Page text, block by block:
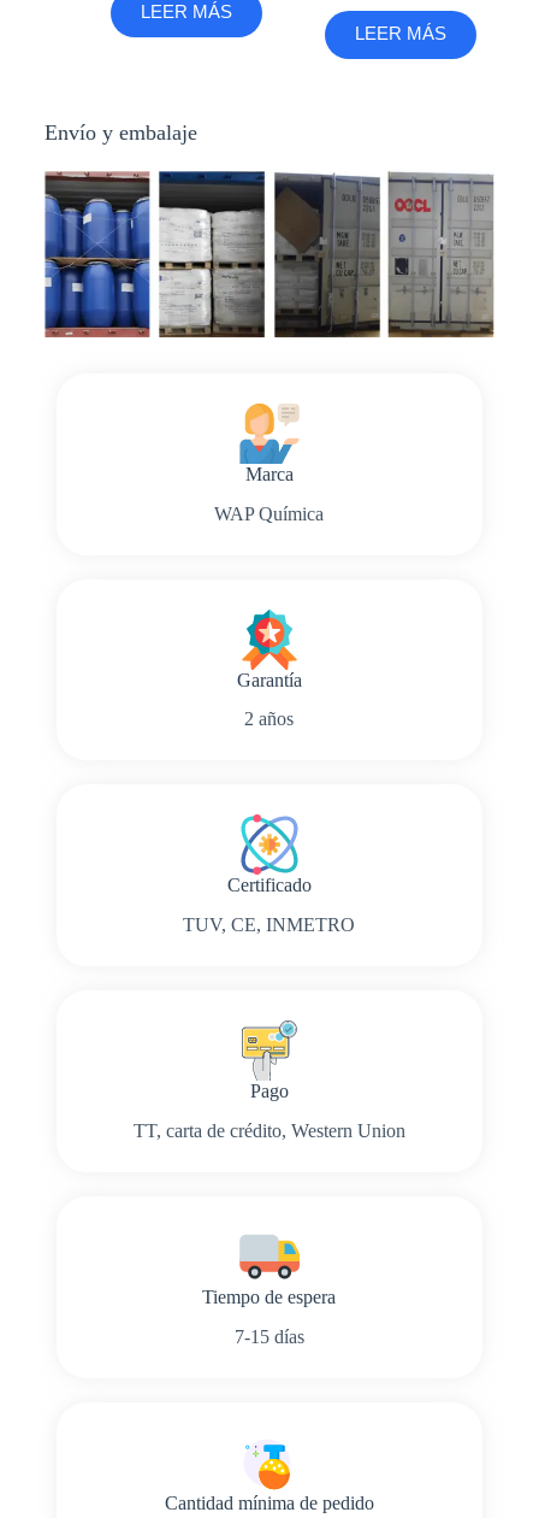
LEER MÁS
LEER MÁS
Envío y embalaje
Marca
WAP Química
Garantía
2 años
Certificado
TUV, CE, INMETRO
Pago
TT, carta de crédito, Western Union
Tiempo de espera
7-15 días
Cantidad mínima de pedido